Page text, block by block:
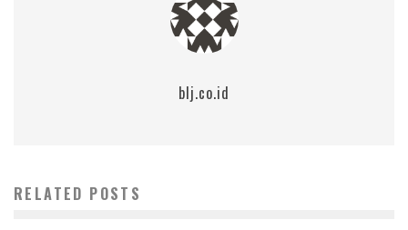
blj.co.id
RELATED POSTS